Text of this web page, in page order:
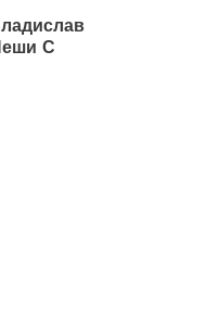
С